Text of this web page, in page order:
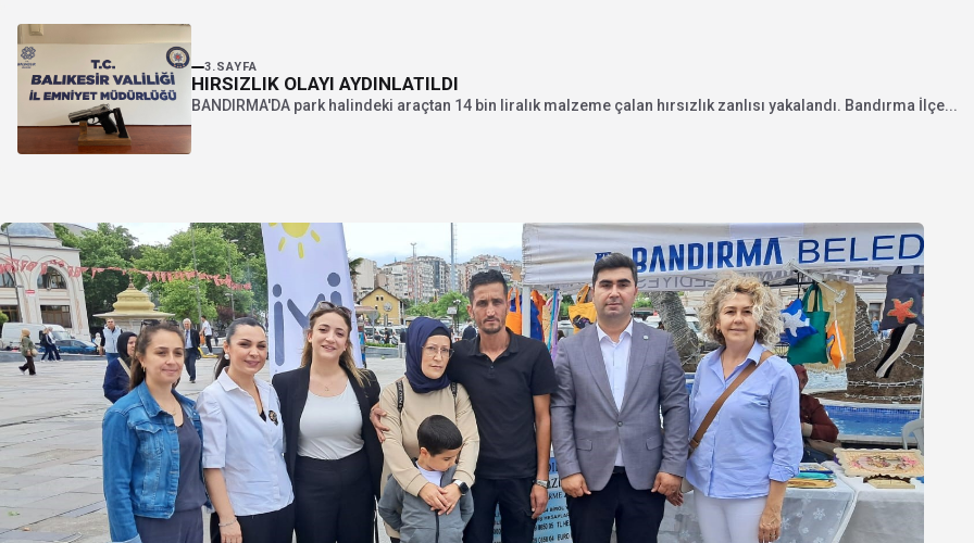
3.SAYFA
HIRSIZLIK OLAYI AYDINLATILDI
BANDIRMA'DA park halindeki araçtan 14 bin liralık malzeme çalan hırsızlık zanlısı yakalandı. Bandırma İlçe...